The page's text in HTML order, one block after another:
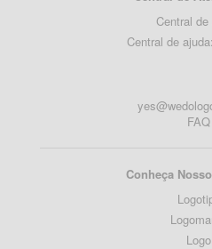
Central
Central de
FAQ
Conheça
Logo